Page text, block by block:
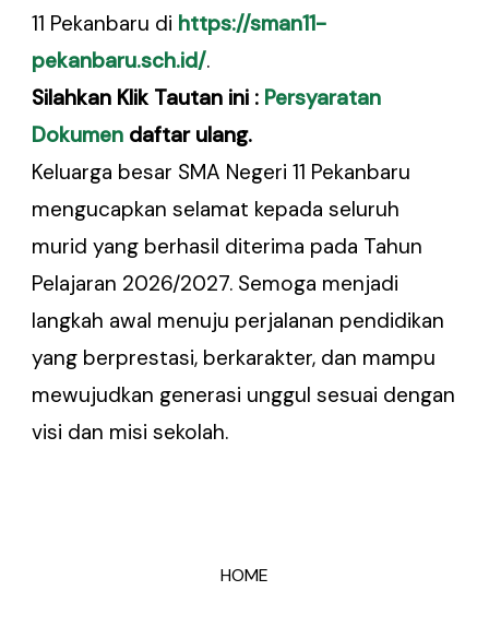
11 Pekanbaru di https://sman11-
pekanbaru.sch.id/.
Silahkan Klik Tautan ini : Persyaratan
Dokumen daftar ulang.
Keluarga besar SMA Negeri 11 Pekanbaru
mengucapkan selamat kepada seluruh
murid yang berhasil diterima pada Tahun
Pelajaran 2026/2027. Semoga menjadi
langkah awal menuju perjalanan pendidikan
yang berprestasi, berkarakter, dan mampu
mewujudkan generasi unggul sesuai dengan
visi dan misi sekolah.
HOME